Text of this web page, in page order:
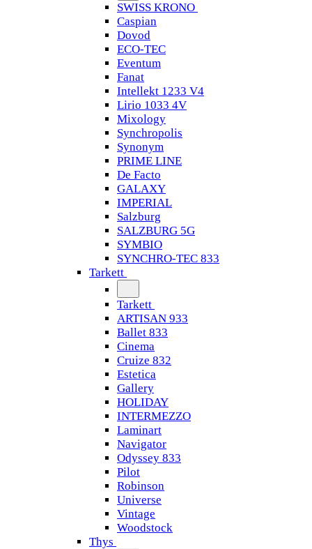
SWISS KRONO
Caspian
Dovod
ECO-TEC
Eventum
Fanat
Intellekt 1233 V4
Lirio 1033 4V
Mixology
Synchropolis
Synonym
PRIME LINE
De Facto
GALAXY
IMPERIAL
Salzburg
SALZBURG 5G
SYMBIO
SYNCHRO-TEC 833
Tarkett
Tarkett
ARTISAN 933
Ballet 833
Cinema
Cruize 832
Estetica
Gallery
HOLIDAY
INTERMEZZO
Laminart
Navigator
Odyssey 833
Pilot
Robinson
Universe
Vintage
Woodstock
Thys